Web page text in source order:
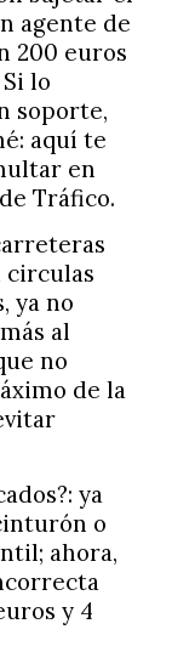
agente de
200 euros
lo
soporte,
aquí te
en
Tráfico.
circulas
ya no
al
no
de la
ya
o
ahora,
y 4